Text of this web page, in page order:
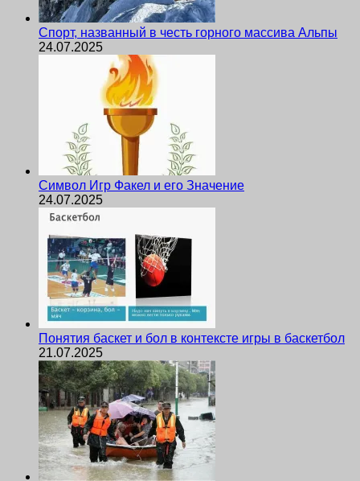
Спорт, названный в честь горного массива Альпы
24.07.2025
Символ Игр Факел и его Значение
24.07.2025
Понятия баскет и бол в контексте игры в баскетбол
21.07.2025